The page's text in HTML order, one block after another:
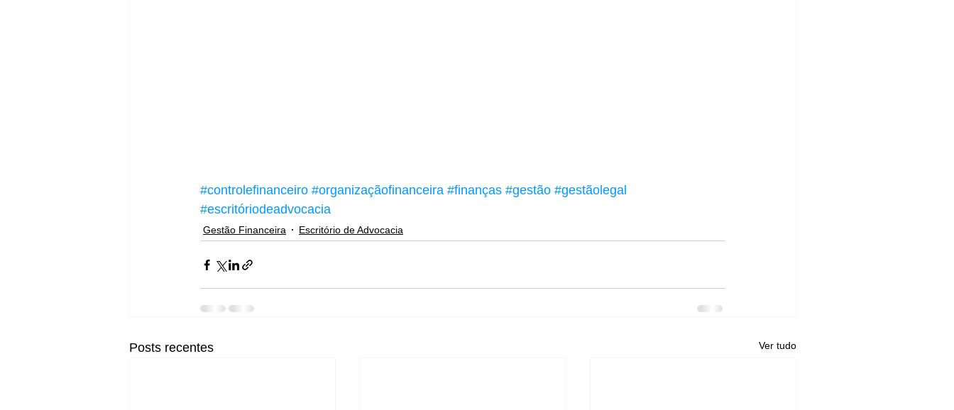
#controlefinanceiro #organizaçãofinanceira #finanças #gestão #gestãolegal
#escritóriodeadvocacia
Gestão Financeira Escritório de Advocacia
Posts recentes Ver tudo